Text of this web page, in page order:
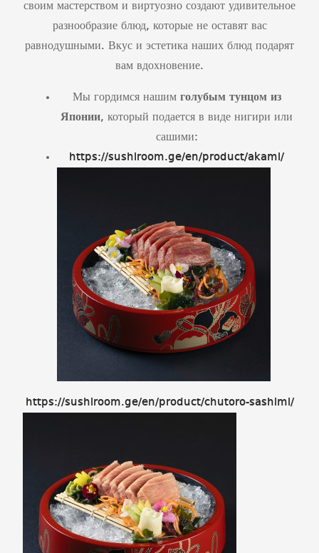
своим мастерством и виртуозно создают удивительное
разнообразие блюд, которые не оставят вас
равнодушными. Вкус и эстетика наших блюд подарят
вам вдохновение.
Мы гордимся нашим голубым тунцом из
Японии, который подается в виде нигири или
сашими:
https://sushiroom.ge/en/product/akami/
https://sushiroom.ge/en/product/chutoro-sashimi/